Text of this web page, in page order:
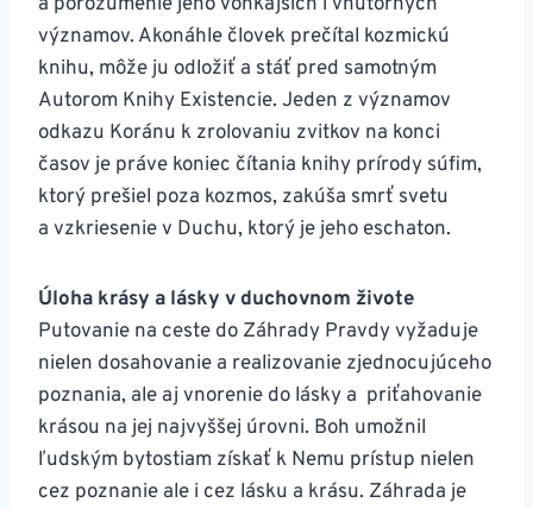
významov. Akonáhle človek prečítal kozmickú
knihu, môže ju odložiť a stáť pred samotným
Autorom Knihy Existencie. Jeden z významov
odkazu Koránu k zrolovaniu zvitkov na konci
časov je práve koniec čítania knihy prírody súfim,
ktorý prešiel poza kozmos, zakúša smrť svetu
a vzkriesenie v Duchu, ktorý je jeho eschaton.
Úloha krásy a lásky v duchovnom živote
Putovanie na ceste do Záhrady Pravdy vyžaduje
nielen dosahovanie a realizovanie zjednocujúceho
poznania, ale aj vnorenie do lásky a priťahovanie
krásou na jej najvyššej úrovni. Boh umožnil
ľudským bytostiam získať k Nemu prístup nielen
cez poznanie ale i cez lásku a krásu. Záhrada je